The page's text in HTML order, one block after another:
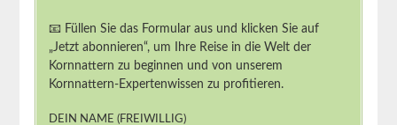
📧 Füllen Sie das Formular aus und klicken Sie auf
„Jetzt abonnieren“, um Ihre Reise in die Welt der
Kornnattern zu beginnen und von unserem
Kornnattern-Expertenwissen zu profitieren.
DEIN NAME (FREIWILLIG)